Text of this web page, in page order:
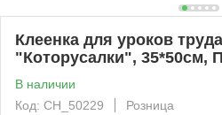
Клеенка для уроков
"Которусалки", 35*50см,
В наличии
Код: CH_50229
Розница